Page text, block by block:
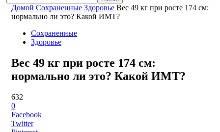
Домой Сохраненные Здоровье Вес 49 кг при росте 174 см:
нормально ли это? Какой ИМТ?
Сохраненные
Здоровье
Вес 49 кг при росте 174 см:
нормально ли это? Какой ИМТ?
632
0
Facebook
Twitter